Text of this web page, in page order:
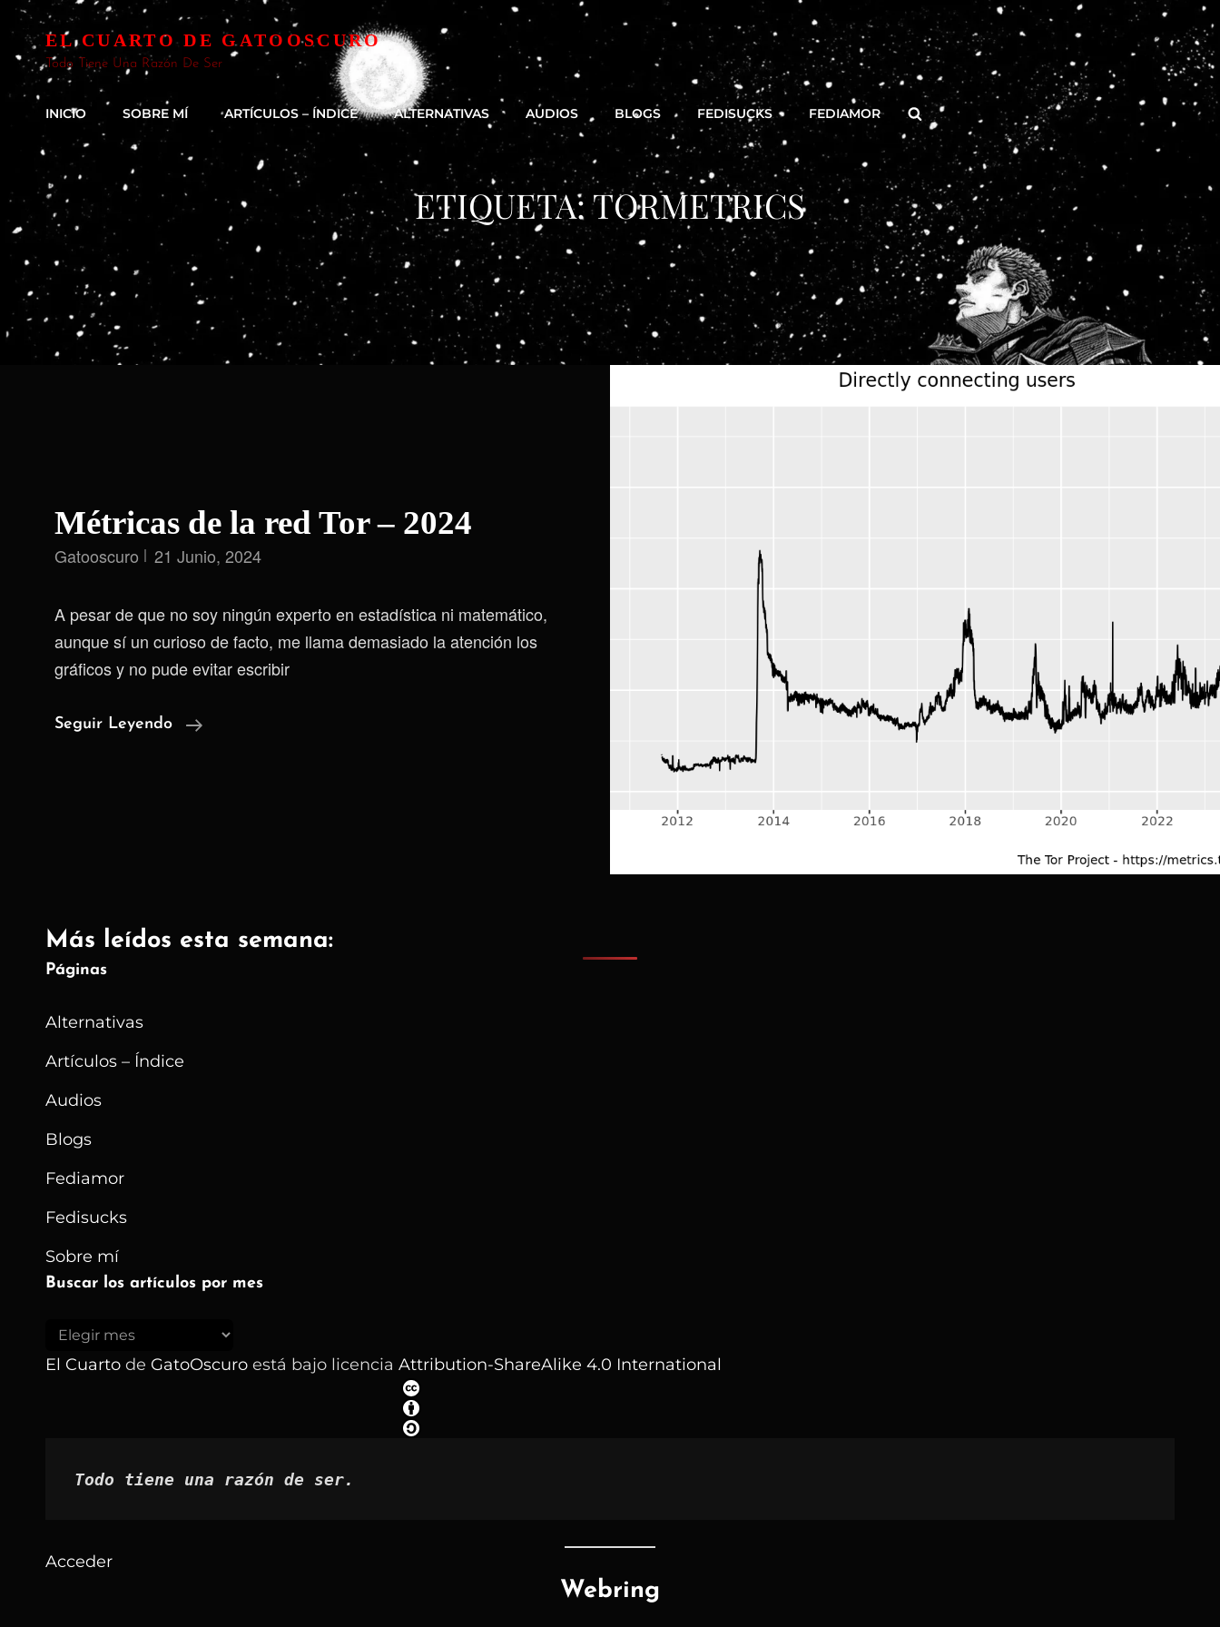
EL CUARTO DE GATOOSCURO
Todo Tiene Una Razón De Ser
INICIO SOBRE MÍ ARTÍCULOS – ÍNDICE ALTERNATIVAS AUDIOS BLOGS FEDISUCKS FEDIAMOR Buscar
ETIQUETA:TORMETRICS
Métricas de la red Tor – 2024
Gatooscuro 21 Junio, 2024
A pesar de que no soy ningún experto en estadística ni matemático,
aunque sí un curioso de facto, me llama demasiado la atención los
gráficos y no pude evitar escribir
Seguir Leyendo
Métricas
Más leídos esta semana:
Páginas
Alternativas
Artículos – Índice
Audios
Blogs
Fediamor
Fedisucks
Sobre mí
Buscar los artículos por mes
Buscar
los
El Cuarto de GatoOscuro está bajo licencia Attribution-ShareAlike 4.0 International
Todo tiene una razón de ser.
Acceder
Webring